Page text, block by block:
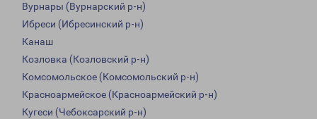
Вурнары (Вурнарский р-н)
Ибреси (Ибресинский р-н)
Канаш
Козловка (Козловский р-н)
Комсомольское (Комсомольский р-н)
Красноармейское (Красноармейский р-н)
Кугеси (Чебоксарский р-н)